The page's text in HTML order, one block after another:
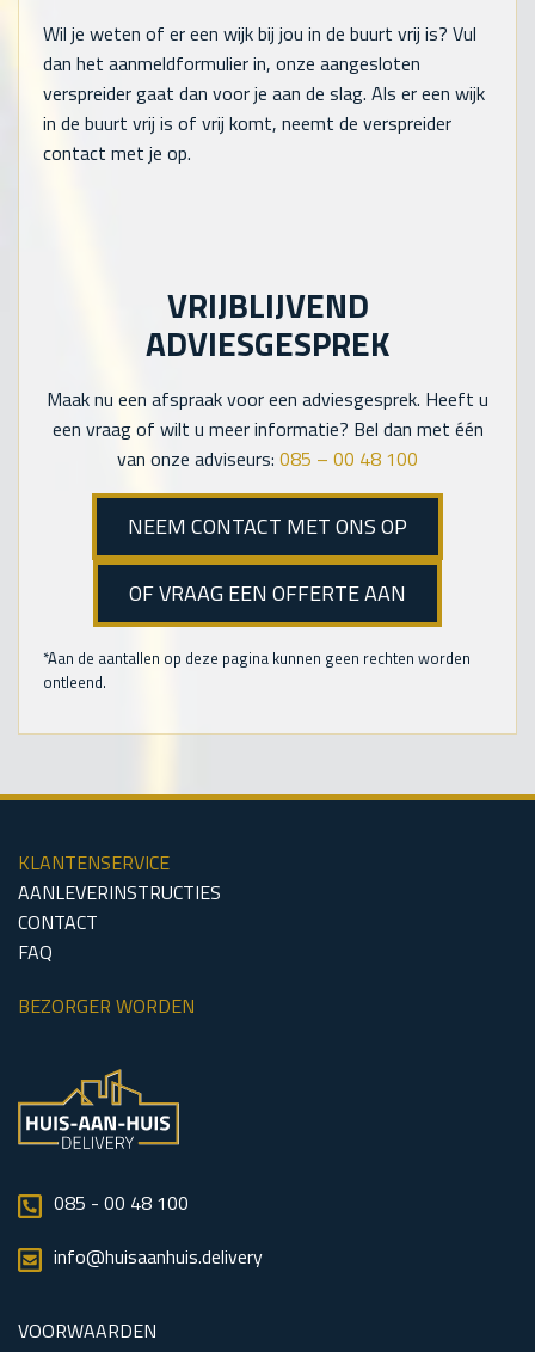
Wil je weten of er een wijk bij jou in de buurt vrij is? Vul
dan het aanmeldformulier in, onze aangesloten
verspreider gaat dan voor je aan de slag. Als er een wijk
in de buurt vrij is of vrij komt, neemt de verspreider
contact met je op.
VRIJBLIJVEND
ADVIESGESPREK
Maak nu een afspraak voor een adviesgesprek. Heeft u
een vraag of wilt u meer informatie? Bel dan met één
van onze adviseurs: 085 – 00 48 100
NEEM CONTACT MET ONS OP
OF VRAAG EEN OFFERTE AAN
*Aan de aantallen op deze pagina kunnen geen rechten worden
ontleend.
KLANTENSERVICE
AANLEVERINSTRUCTIES
CONTACT
FAQ
BEZORGER WORDEN
085 - 00 48 100
info@huisaanhuis.delivery
VOORWAARDEN